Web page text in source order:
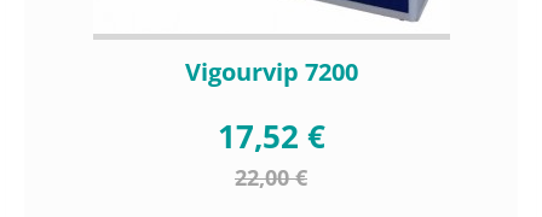
Vigourvip 7200
17,52 €
22,00 €